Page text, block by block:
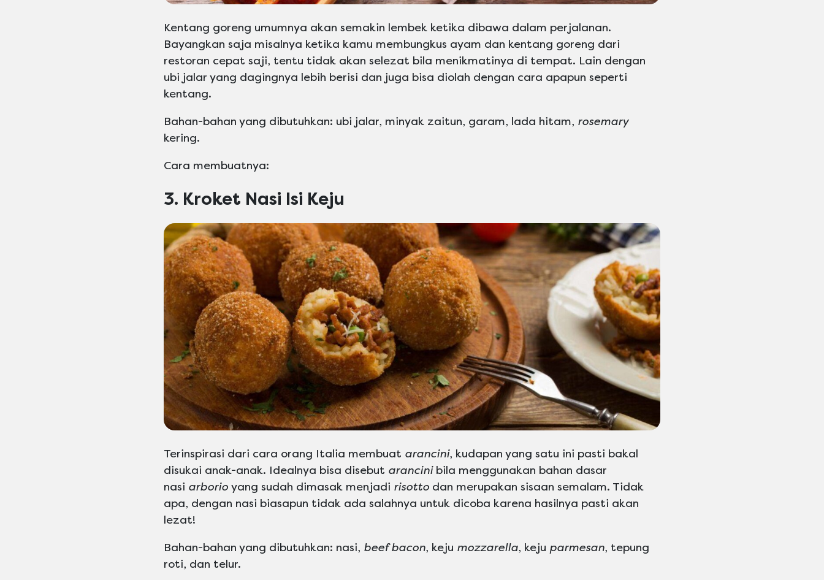
Kentang goreng umumnya akan semakin lembek ketika dibawa dalam perjalanan.
Bayangkan saja misalnya ketika kamu membungkus ayam dan kentang goreng dari
restoran cepat saji, tentu tidak akan selezat bila menikmatinya di tempat. Lain dengan
ubi jalar yang dagingnya lebih berisi dan juga bisa diolah dengan cara apapun seperti
kentang.
Bahan-bahan yang dibutuhkan: ubi jalar, minyak zaitun, garam, lada hitam, rosemary
kering.
Cara membuatnya:
3. Kroket Nasi Isi Keju
Terinspirasi dari cara orang Italia membuat arancini, kudapan yang satu ini pasti bakal
disukai anak-anak. Idealnya bisa disebut arancini bila menggunakan bahan dasar
nasi arborio yang sudah dimasak menjadi risotto dan merupakan sisaan semalam. Tidak
apa, dengan nasi biasapun tidak ada salahnya untuk dicoba karena hasilnya pasti akan
lezat!
Bahan-bahan yang dibutuhkan: nasi, beef bacon, keju mozzarella, keju parmesan, tepung
roti, dan telur.